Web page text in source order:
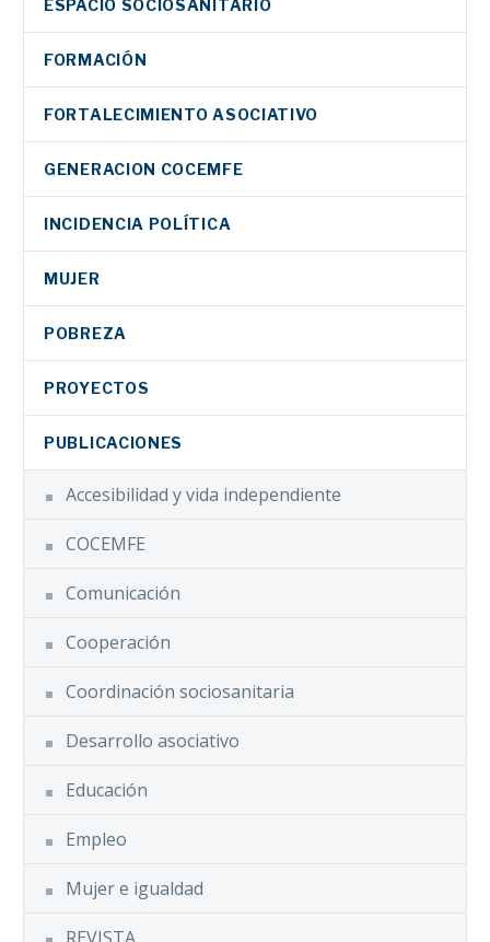
ESPACIO SOCIOSANITARIO
FORMACIÓN
FORTALECIMIENTO ASOCIATIVO
GENERACION COCEMFE
INCIDENCIA POLÍTICA
MUJER
POBREZA
PROYECTOS
PUBLICACIONES
Accesibilidad y vida independiente
COCEMFE
Comunicación
Cooperación
Coordinación sociosanitaria
Desarrollo asociativo
Educación
Empleo
Mujer e igualdad